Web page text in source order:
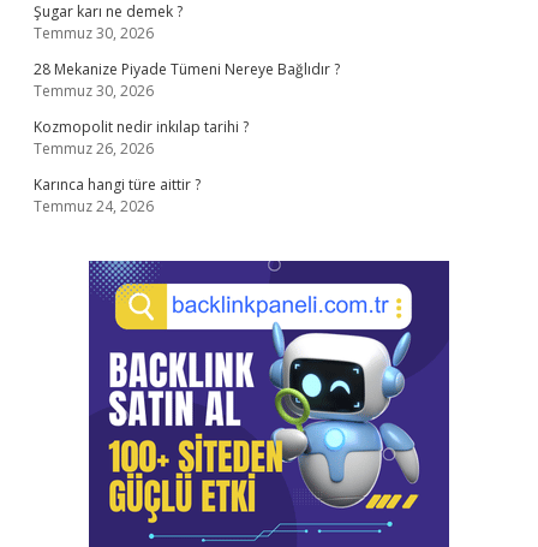
Şugar karı ne demek ?
Temmuz 30, 2026
28 Mekanize Piyade Tümeni Nereye Bağlıdır ?
Temmuz 30, 2026
Kozmopolit nedir inkılap tarihi ?
Temmuz 26, 2026
Karınca hangi türe aittir ?
Temmuz 24, 2026